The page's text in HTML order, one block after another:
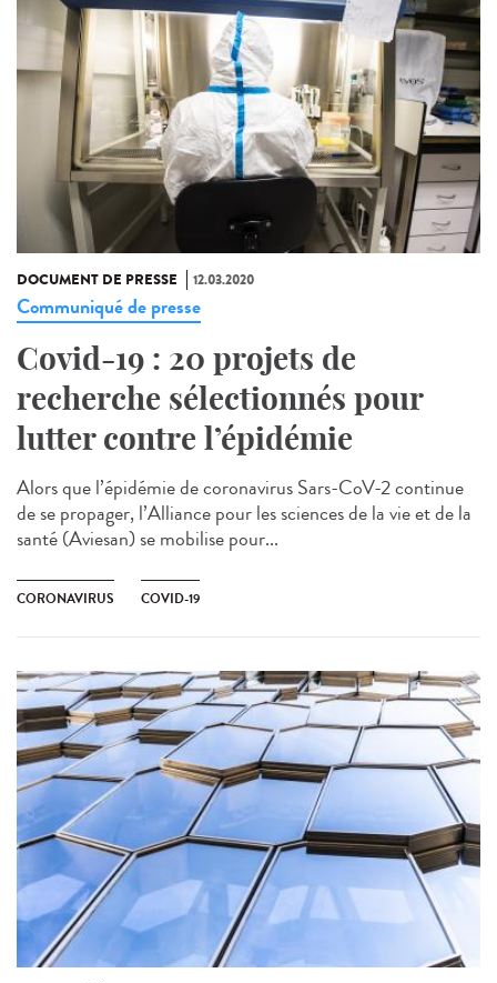
DOCUMENT DE PRESSE 12.03.2020
Communiqué de presse
Covid-19 : 20 projets de
recherche sélectionnés pour
lutter contre l’épidémie
Alors que l’épidémie de coronavirus Sars-CoV-2 continue
de se propager, l’Alliance pour les sciences de la vie et de la
santé (Aviesan) se mobilise pour...
CORONAVIRUS COVID-19